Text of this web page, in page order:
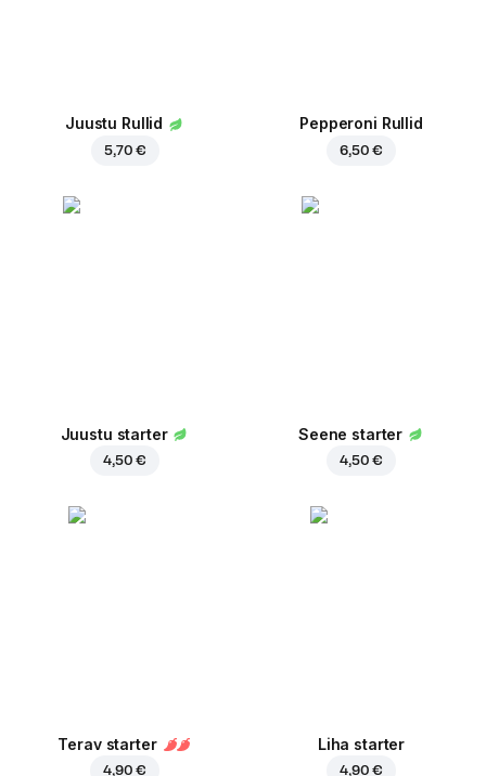
Juustu Rullid
5,70 €
Pepperoni Rullid
6,50 €
Juustu starter
4,50 €
Seene starter
4,50 €
Terav starter
4,90 €
Liha starter
4,90 €